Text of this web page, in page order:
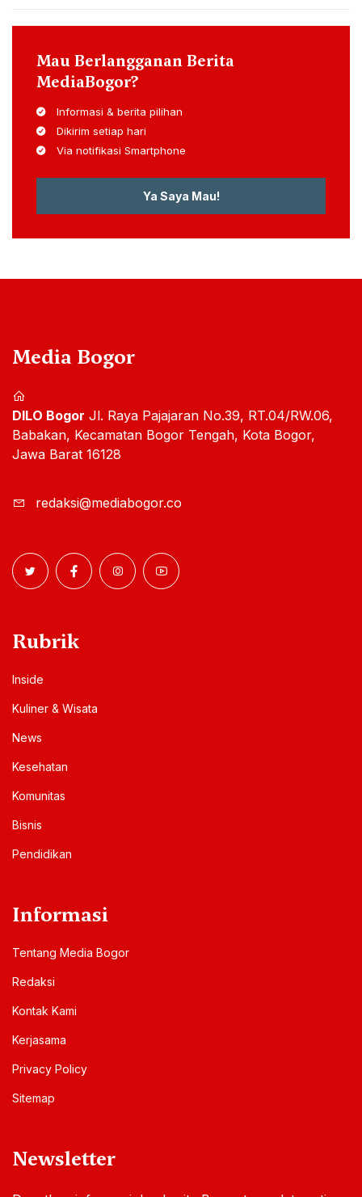
Mau Berlangganan Berita
MediaBogor?
Informasi & berita pilihan
Dikirim setiap hari
Via notifikasi Smartphone
Ya Saya Mau!
Media Bogor
DILO Bogor Jl. Raya Pajajaran No.39, RT.04/RW.06,
Babakan, Kecamatan Bogor Tengah, Kota Bogor,
Jawa Barat 16128
redaksi@mediabogor.co
Rubrik
Inside
Kuliner & Wisata
News
Kesehatan
Komunitas
Bisnis
Pendidikan
Informasi
Tentang Media Bogor
Redaksi
Kontak Kami
Kerjasama
Privacy Policy
Sitemap
Newsletter